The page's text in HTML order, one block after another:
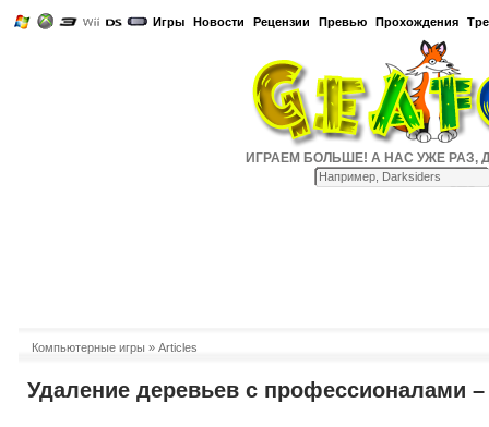
Игры Новости Рецензии Превью Прохождения
ИГРАЕМ БОЛЬШЕ! А НАС УЖЕ РАЗ,
Компьютерные игры » Articles
Удаление деревьев с профессионалами